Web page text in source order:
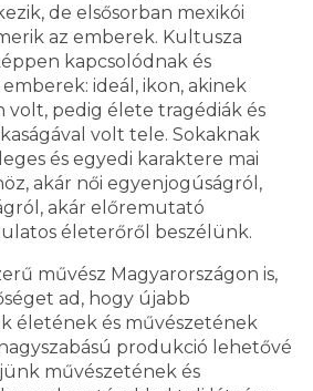
de elsősorban mexikói
az emberek. Kultusza
kapcsolódnak és
ideál, ikon, akinek
volt, pedig élete tragédiák és
volt tele. Sokaknak
és egyedi karaktere mai
akár női egyenjogúságról,
akár előremutató
életerőről beszélünk.
művész Magyarországon is,
ad, hogy újabb
életének és művészetének
produkció lehetővé
művészetének és